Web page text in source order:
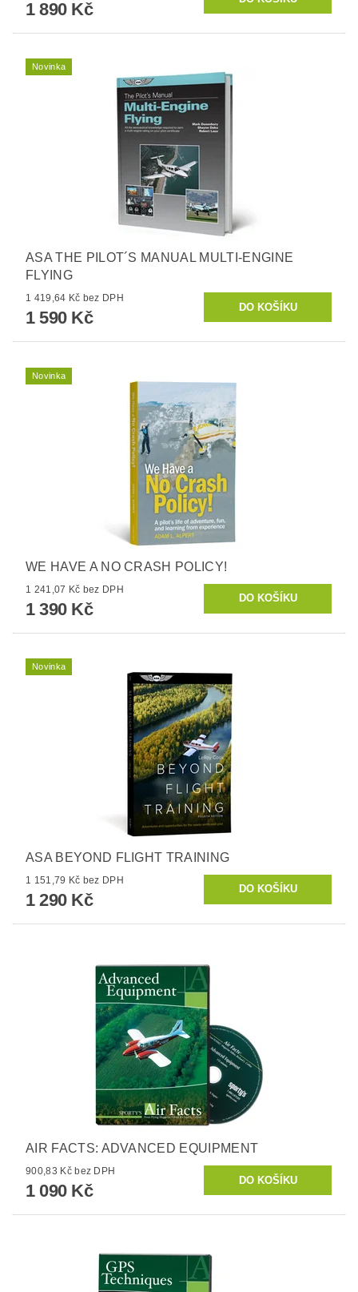
1 890 Kč
Novinka
ASA THE PILOT´S MANUAL MULTI-ENGINE
FLYING
1 419,64 Kč bez DPH
1 590 Kč
Novinka
WE HAVE A NO CRASH POLICY!
1 241,07 Kč bez DPH
1 390 Kč
Novinka
ASA BEYOND FLIGHT TRAINING
1 151,79 Kč bez DPH
1 290 Kč
AIR FACTS: ADVANCED EQUIPMENT
900,83 Kč bez DPH
1 090 Kč